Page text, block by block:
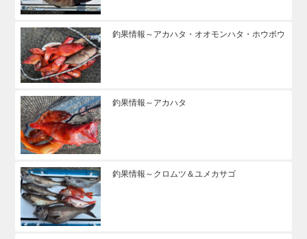
釣果情報～アカハタ・オオモンハタ・ホウボウ
釣果情報～アカハタ
釣果情報～クロムツ＆ユメカサゴ